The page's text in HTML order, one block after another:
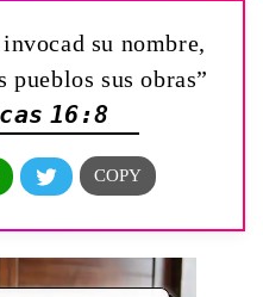
su nombre,
pueblos sus obras”
16:8